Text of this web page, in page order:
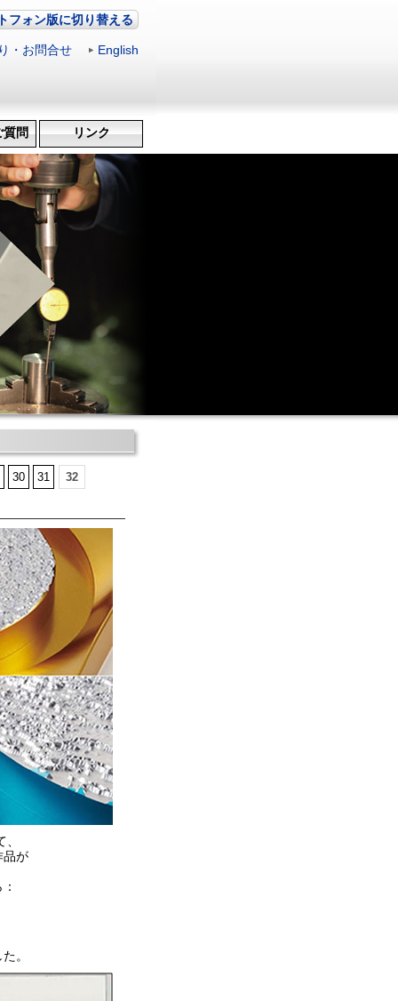
フォン版に切り替える
・お問合せ English
問 リンク
30 31 32
品が
。